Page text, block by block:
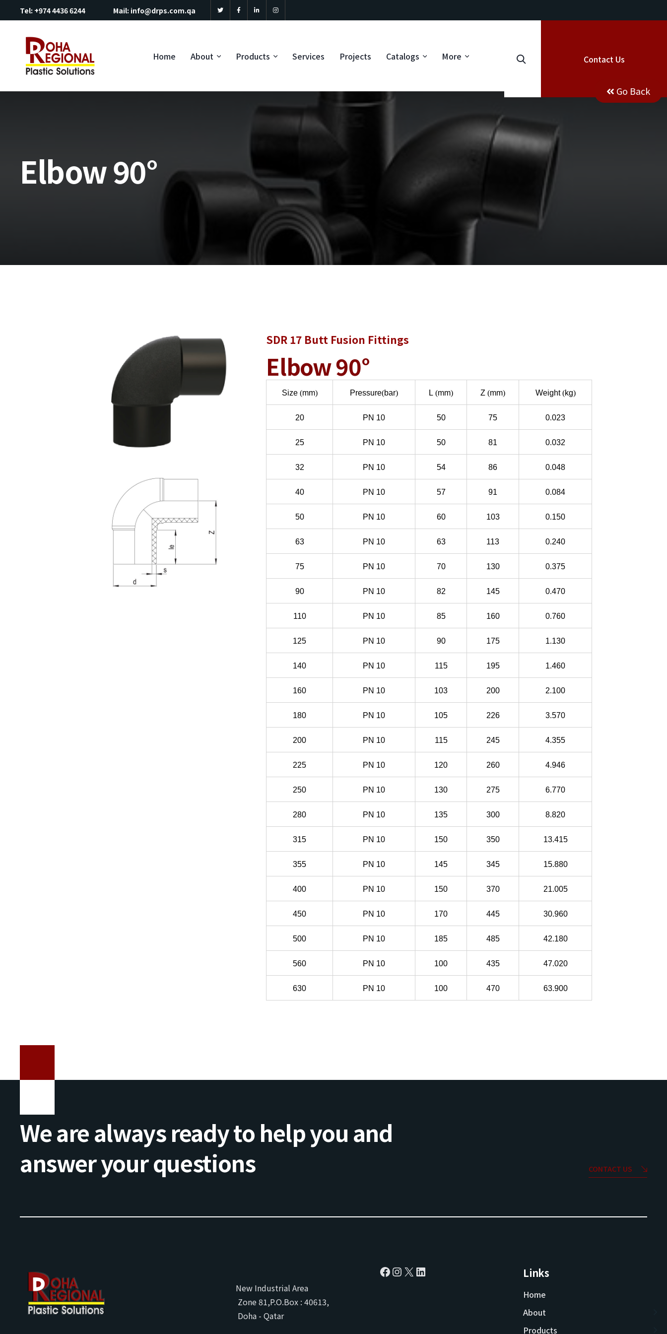
Tel: +974 4436 6244 Mail: info@drps.com.qa
Home About Products Services Projects Catalogs More Contact Us
Elbow 90°
SDR 17 Butt Fusion Fittings
Elbow 90°
Size(mm) Pressure(bar) L (mm) Z (mm) Weight(kg)
20 PN 10 50 75 0.023
25 PN 10 50 81 0.032
32 PN 10 54 86 0.048
40 PN 10 57 91 0.084
50 PN 10 60 103 0.150
63 PN 10 63 113 0.240
75 PN 10 70 130 0.375
90 PN 10 82 145 0.470
110 PN 10 85 160 0.760
125 PN 10 90 175 1.130
140 PN 10 115 195 1.460
160 PN 10 103 200 2.100
180 PN 10 105 226 3.570
200 PN 10 115 245 4.355
225 PN 10 120 260 4.946
250 PN 10 130 275 6.770
280 PN 10 135 300 8.820
315 PN 10 150 350 13.415
355 PN 10 145 345 15.880
400 PN 10 150 370 21.005
450 PN 10 170 445 30.960
500 PN 10 185 485 42.180
560 PN 10 100 435 47.020
630 PN 10 100 470 63.900
We are always ready to help you and
answer your questions
CONTACT US
New Industrial Area
Zone 81,P.O.Box : 40613,
Doha - Qatar
Links
Home
About
Products
Go Back